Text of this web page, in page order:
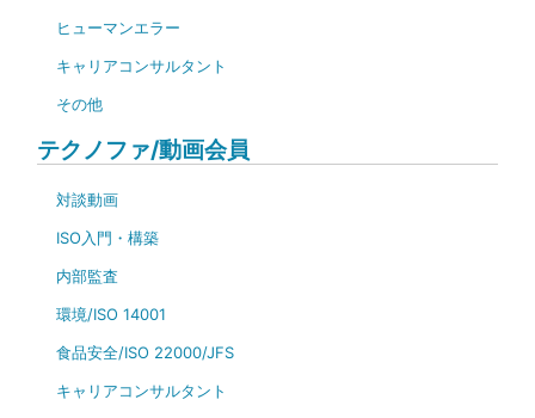
ヒューマンエラー
キャリアコンサルタント
その他
テクノファ/動画会員
対談動画
ISO入門・構築
内部監査
環境/ISO 14001
食品安全/ISO 22000/JFS
キャリアコンサルタント